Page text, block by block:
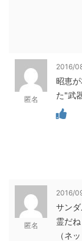
匿名
2016/
昭恵
た"武
匿名
2016/
サン
霊だ
（ネ